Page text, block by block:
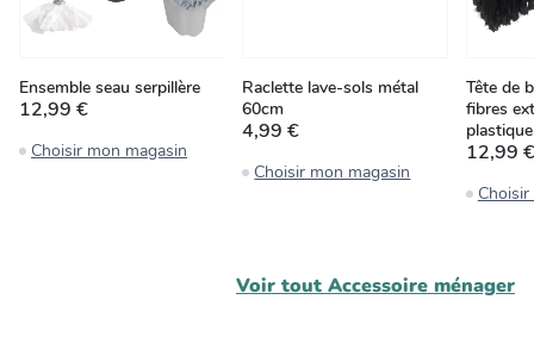
Ensemble seau serpillère
12,99 €
Choisir mon magasin
Raclette lave-sols métal
60cm
4,99 €
Choisir mon magasin
Tête de
fibres
plastique
12,99 €
Voir tout Accessoire ménager